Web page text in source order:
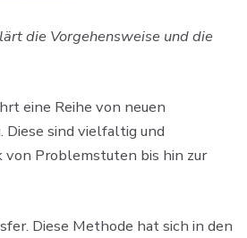
die Vorgehensweise und die
eine Reihe von neuen
Diese sind vielfaltig und
Problemstuten bis hin zur
Diese Methode hat sich in den